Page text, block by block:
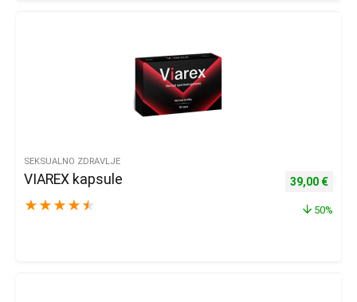
SEKSUALNO ZDRAVLJE
VIAREX kapsule
★ ★ ★ ★ ★
Izvorna
39,00 €
50%